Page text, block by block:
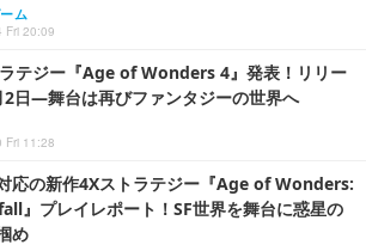
ム
Fri 20:09
テジー『Age of Wonders 4』発表！リリー
2日―舞台は再びファンタジーの世界へ
Fri 11:28
応の新作4Xストラテジー『Age of Wonders:
』プレイレポート！SF世界を舞台に惑星の
め